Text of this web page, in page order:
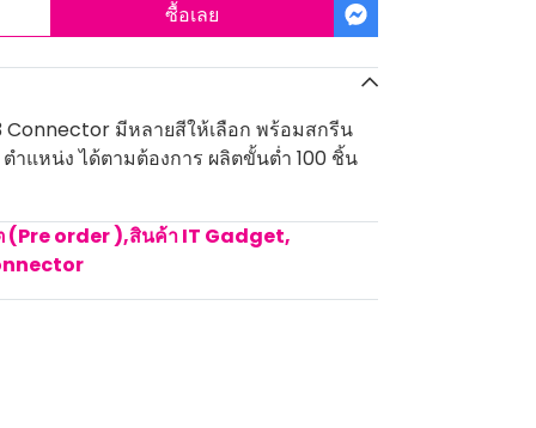
ซื้อเลย
Connector มีหลายสีให้เลือก พร้อมสกรีน
ำแหน่ง ได้ตามต้องการ ผลิตขั้นต่ำ 100 ชิ้น
(Pre order ),สินค้า IT Gadget,